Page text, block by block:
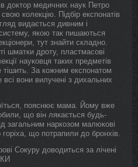
доктор медичних наук Петро
колекцію. Підбір експонатів
видається дивним і
якою так пишаються
тут знайти складно.
шматки дроту, пластмасові
науковця таких предметів
За кожним експонатом
всі вони вилучені з дихальних
пояснює мама. Йому вже
що він лякається будь-
загальним наркозом малюкові
що потрапили до бронхів.
Сокуру доводиться за лічені